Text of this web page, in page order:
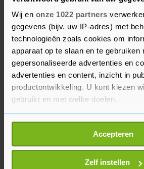
Wij en onze 1022 partners
gegevens (bijv. uw IP-adres) met
technologieën zoals cookies om
apparaat op te slaan en te gebruiken
gepersonaliseerde advertenties en
advertenties en content, inzicht in
productontwikkeling. U kunt kiezen
gebruikt en met welke doelen.
Als u het toestaat, willen we ook
Informatie verzamelen over
locatie, die tot een paar meter
Uw apparaat identificeren
Accepteren
Zelf instellen
7. (-) Linda van Rijn - Provence
8. (8) Susan Smit - De heks van
9. (13) Hedy d'Acona - Vrolijk
10. (14) Hanneke de Zoete - De
op vakantie